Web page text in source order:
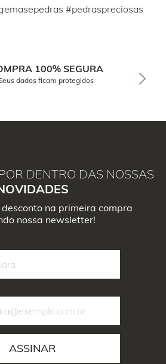
#pedraspreciosas
100% SEGURA
dados ficam protegidos
DENTRO DAS NOSSAS
na primeira compra
nossa newsletter!
ASSINAR